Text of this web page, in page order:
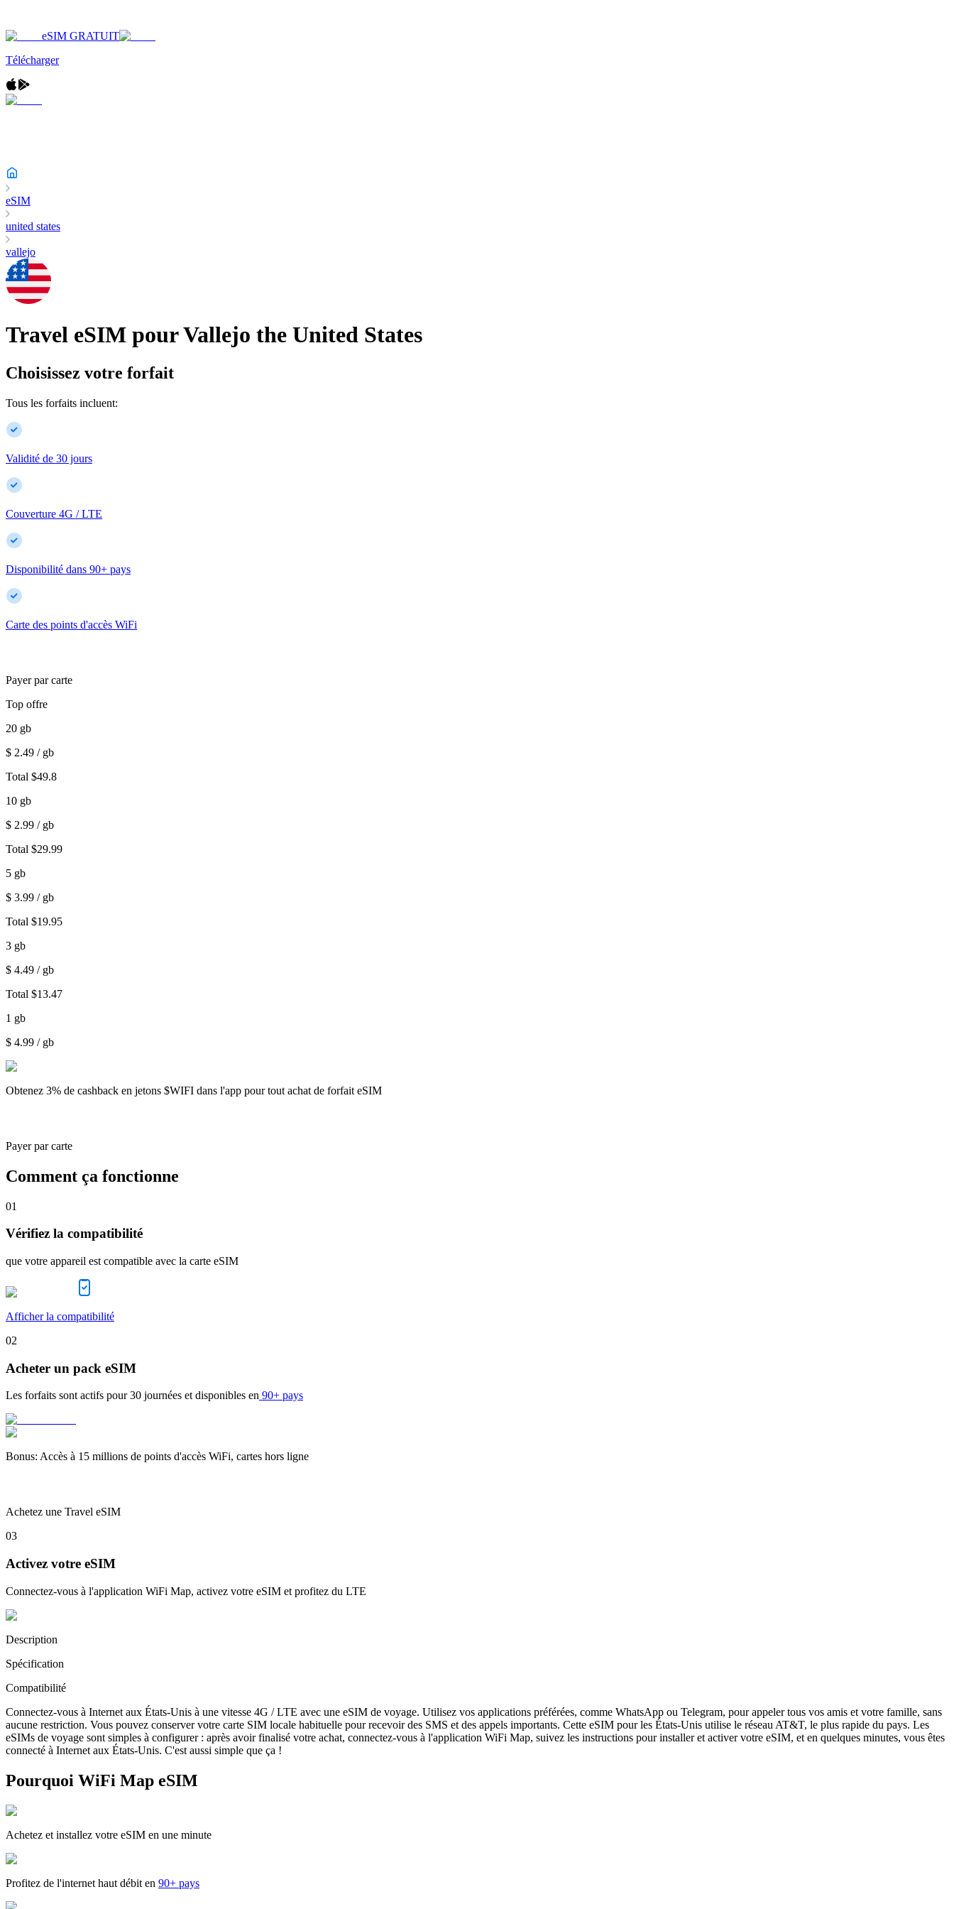
eSIM GRATUIT
Télécharger
eSIM
united states
vallejo
Travel eSIM pourVallejo the United States
Choisissez votre forfait
Tous les forfaits incluent:
Validité de 30 jours
Couverture 4G / LTE
Disponibilité dans 90+ pays
Carte des points d'accès WiFi
Payer par carte
Top offre
20 gb
$ 2.49 / gb
Total $49.8
10 gb
$ 2.99 / gb
Total $29.99
5 gb
$ 3.99 / gb
Total $19.95
3 gb
$ 4.49 / gb
Total $13.47
1 gb
$ 4.99 / gb
Obtenez 3% de cashback en jetons $WIFI dans l'app pour tout achat de forfait eSIM
Payer par carte
Comment ça fonctionne
01
Vérifiez la compatibilité
que votre appareil est compatible avec la carte eSIM
Afficher la compatibilité
02
Acheter un pack eSIM
Les forfaits sont actifs pour 30 journées et disponibles en 90+ pays
Bonus: Accès à 15 millions de points d'accès WiFi, cartes hors ligne
Achetez une Travel eSIM
03
Activez votre eSIM
Connectez-vous à l'application WiFi Map, activez votre eSIM et profitez du LTE
Description
Spécification
Compatibilité
Connectez-vous à Internet aux États-Unis à une vitesse 4G / LTE avec une eSIM de voyage. Utilisez vos applications préférées, comme WhatsApp ou Telegram, pour appeler tous vos amis et votre famille, sans
aucune restriction. Vous pouvez conserver votre carte SIM locale habituelle pour recevoir des SMS et des appels importants. Cette eSIM pour les États-Unis utilise le réseau AT&T, le plus rapide du pays. Les
eSIMs de voyage sont simples à configurer : après avoir finalisé votre achat, connectez-vous à l'application WiFi Map, suivez les instructions pour installer et activer votre eSIM, et en quelques minutes, vous êtes
connecté à Internet aux États-Unis. C'est aussi simple que ça !
Pourquoi WiFi Map eSIM
Achetez et installez votre eSIM en une minute
Profitez de l'internet haut débit en 90+ pays